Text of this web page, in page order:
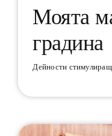
Моята
Моята
градина
Дейности